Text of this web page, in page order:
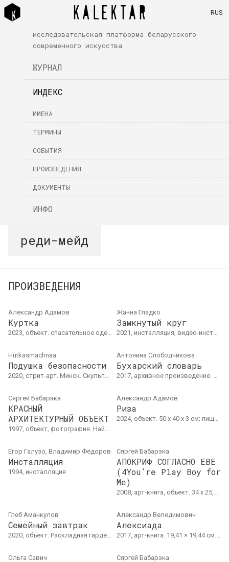
исследовательская платформа беларусского
современного искусства
ЖУРНАЛ
ИНДЕКС
ИМЕНА
ТЕРМИНЫ
СОБЫТИЯ
ПРОИЗВЕДЕНИЯ
ДОКУМЕНТЫ
ИНФО
RUS
реди-мейд
ПРОИЗВЕДЕНИЯ
Александр Адамов
Куртка
2023, объект. спасательное одеяло, синтипон
Жанна Гладко
Замкнутый круг
2021, инсталляция, видео-инсталляция, перформанс. Installation with piano bass strings, video projections, 400 x 400 cm
Hutkasmachnaa
Подушка безопасности
2020, стрит-арт. Минск. Скульптура в публичном пространстве
Антонина Слободчикова
Бухарский словарь
2017, архивное произведение. Бухара
Сяргей Бабарэка
КРАСНЫЙ
АРХИТЕКТУРНЫЙ ОБЪЕКТ
1997, объект, фотография. Найденный объект в публичном пространстве, Гомель. 11170 × 285 × 250 см.
Александр Адамов
Риза
2024, объект. 50 х 40 х 3 см; пищевая фольга, алюминий, 3D печать
Егор Галузо, Владимир Фёдоров
Инсталляция
1994, инсталляция
Сяргей Бабарэка
АПОКРИФ СОГЛАСНО ЕВЕ
(4You’re Play Boy for
Me)
2008, арт-книга, объект. 34 x 25,8 см
Глеб Аманкулов
Семейный завтрак
2020, объект. Раскладная гардеробная стойка, гладильная доска для рукавов, форма для выпечки
Александр Веледимович
Алексиада
2017, арт-книга. 19,41 × 19,44 см. Тираж: 6 экземпляров (4 экземпляра в частных коллекциях Беларуси и Польши, 1 книга в коллекции Народного Центра Культуры Польши)
Ольга Савич Сяргей Бабарэка